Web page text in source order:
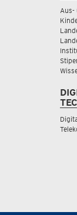
Aus-